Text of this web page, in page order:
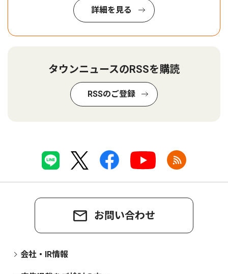
詳細を見る
タウンニュースのRSSを購読
RSSのご登録
お問い合わせ
会社・IR情報